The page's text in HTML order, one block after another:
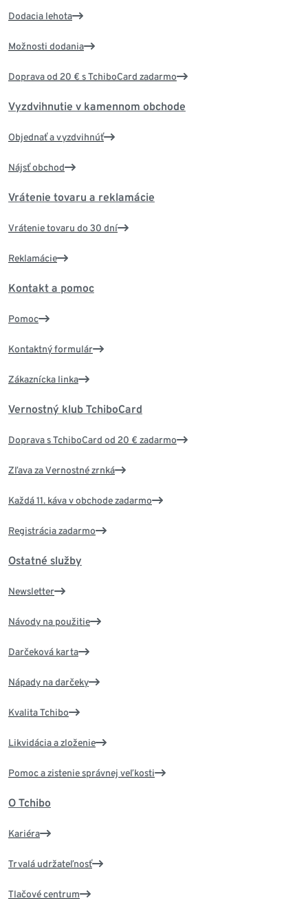
Dodacia lehota
Možnosti dodania
Doprava od 20 € s TchiboCard zadarmo
Vyzdvihnutie v kamennom obchode
Objednať a vyzdvihnúť
Nájsť obchod
Vrátenie tovaru a reklamácie
Vrátenie tovaru do 30 dní
Reklamácie
Kontakt a pomoc
Pomoc
Kontaktný formulár
Zákaznícka linka
Vernostný klub TchiboCard
Doprava s TchiboCard od 20 € zadarmo
Zľava za Vernostné zrnká
Každá 11. káva v obchode zadarmo
Registrácia zadarmo
Ostatné služby
Newsletter
Návody na použitie
Darčeková karta
Nápady na darčeky
Kvalita Tchibo
Likvidácia a zloženie
Pomoc a zistenie správnej veľkosti
O Tchibo
Kariéra
Trvalá udržateľnosť
Tlačové centrum